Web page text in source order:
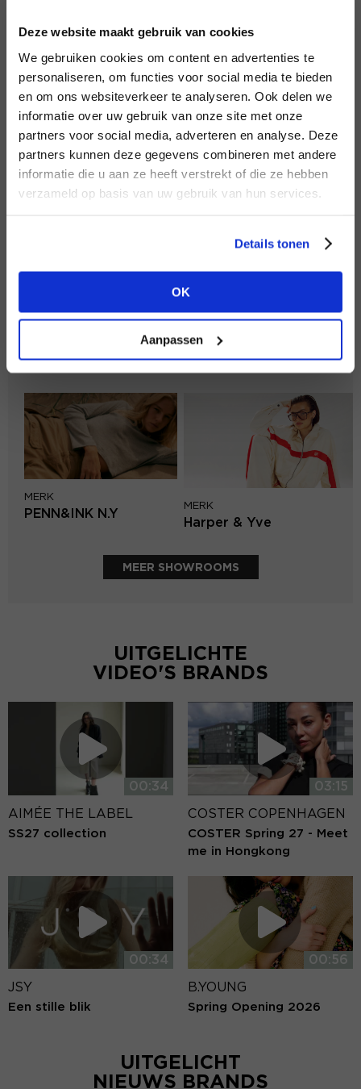
Deze website maakt gebruik van cookies
We gebruiken cookies om content en advertenties te
personaliseren, om functies voor social media te bieden
en om ons websiteverkeer te analyseren. Ook delen we
informatie over uw gebruik van onze site met onze
partners voor social media, adverteren en analyse. Deze
partners kunnen deze gegevens combineren met andere
informatie die u aan ze heeft verstrekt of die ze hebben
verzameld op basis van uw gebruik van hun services.
Details tonen
OK
Aanpassen
INLOGGEN
Wachtwoord
INLOGGEN
NOG GEEN ACCOUNT?
HEB JE NOG GEEN
ACCOUNT?
aan of bekijk de andere mogelijkheden.
BEKIJK ALLE OPTIES
MERK
Aimée the Label
Lofty Manner
MERK
MERK
Aaiko
MERK
PENN&INK N.Y
MERK
Harper & Yve
MEER SHOWROOMS
UITGELICHTE
VIDEO'S BRANDS
00:34
AIMÉE THE LABEL
SS27 collection
03:15
COSTER COPENHAGEN
COSTER Spring 27 - Meet
me in Hongkong
00:34
JSY
Een stille blik
00:56
B.YOUNG
Spring Opening 2026
UITGELICHT
NIEUWS BRANDS